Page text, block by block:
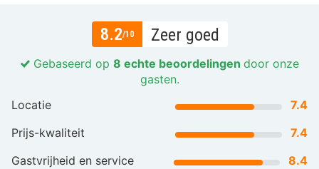
8.2/10 Zeer goed
Gebaseerd op 8 echte beoordelingen door onze
gasten.
Locatie
7.4
Prijs-kwaliteit
7.4
Gastvrijheid en service
8.4